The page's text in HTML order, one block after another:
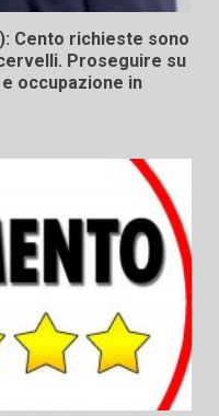
Cento richieste sono
Proseguire su
occupazione in